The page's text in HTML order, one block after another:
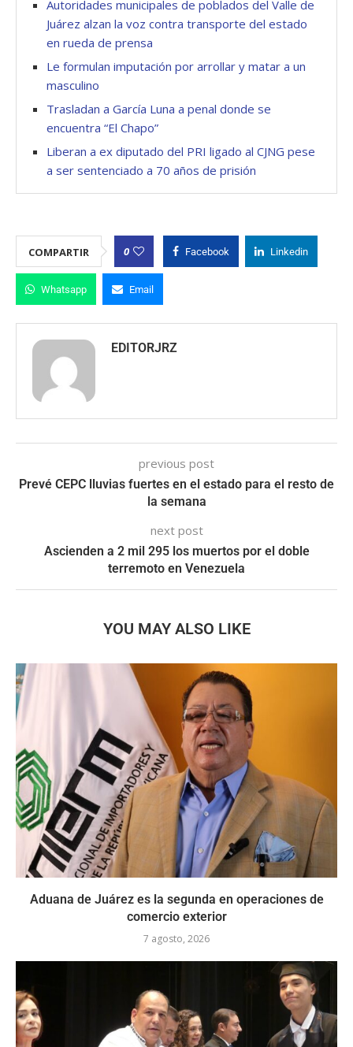
Autoridades municipales de poblados del Valle de
Juárez alzan la voz contra transporte del estado
en rueda de prensa
Le formulan imputación por arrollar y matar a un
masculino
Trasladan a García Luna a penal donde se
encuentra “El Chapo”
Liberan a ex diputado del PRI ligado al CJNG pese
a ser sentenciado a 70 años de prisión
COMPARTIR 0 Facebook Linkedin
Whatsapp Email
EDITORJRZ
previous post
Prevé CEPC lluvias fuertes en el estado para el resto de
la semana
next post
Ascienden a 2 mil 295 los muertos por el doble
terremoto en Venezuela
YOU MAY ALSO LIKE
Aduana de Juárez es la segunda en operaciones de
comercio exterior
7 agosto, 2026